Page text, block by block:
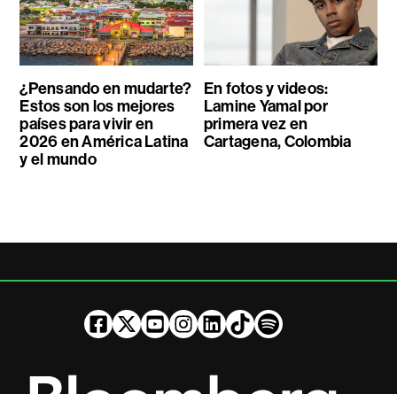
¿Pensando en mudarte?
Estos son los mejores
países para vivir en
2026 en América Latina
y el mundo
En fotos y videos:
Lamine Yamal por
primera vez en
Cartagena, Colombia